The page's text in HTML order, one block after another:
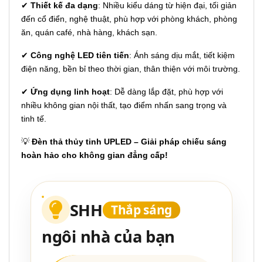
✔ Thiết kế đa dạng: Nhiều kiểu dáng từ hiện đại, tối giản
đến cổ điển, nghệ thuật, phù hợp với phòng khách, phòng
ăn, quán café, nhà hàng, khách sạn.
✔ Công nghệ LED tiên tiến: Ánh sáng dịu mắt, tiết kiệm
điện năng, bền bỉ theo thời gian, thân thiện với môi trường.
✔ Ứng dụng linh hoạt: Dễ dàng lắp đặt, phù hợp với
nhiều không gian nội thất, tạo điểm nhấn sang trọng và
tinh tế.
💡Đèn thả thủy tinh UPLED – Giải pháp chiếu sáng
hoàn hảo cho không gian đẳng cấp!
SHH Thắp sáng
ngôi nhà của bạn